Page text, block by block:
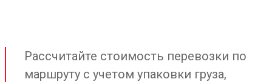
Рассчитайте стоимость перевозки по
маршруту с учетом упаковки груза,